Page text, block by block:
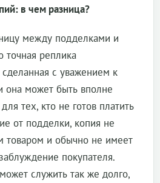
в чем разница?
между подделками и
точная реплика
с уважением к
она может быть вполне
тех, кто не готов платить
от подделки, копия не
товаром и обычно не имеет
покупателя.
служить так же долго,